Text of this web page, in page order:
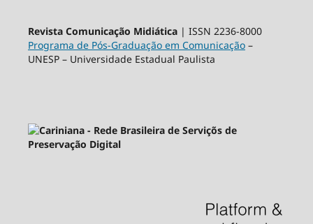
Revista Comunicação Midiática| ISSN 2236-8000
Programa de Pós-Graduação em Comunicação–
UNESP – Universidade Estadual Paulista